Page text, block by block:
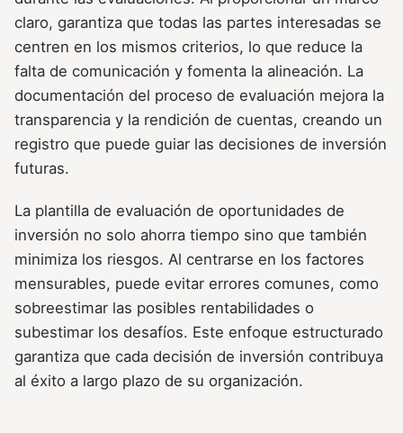
claro, garantiza que todas las partes interesadas se
centren en los mismos criterios, lo que reduce la
falta de comunicación y fomenta la alineación. La
documentación del proceso de evaluación mejora la
transparencia y la rendición de cuentas, creando un
registro que puede guiar las decisiones de inversión
futuras.
La plantilla de evaluación de oportunidades de
inversión no solo ahorra tiempo sino que también
minimiza los riesgos. Al centrarse en los factores
mensurables, puede evitar errores comunes, como
sobreestimar las posibles rentabilidades o
subestimar los desafíos. Este enfoque estructurado
garantiza que cada decisión de inversión contribuya
al éxito a largo plazo de su organización.